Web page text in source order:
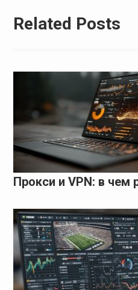
Related Posts
Прокси и VPN: в чем